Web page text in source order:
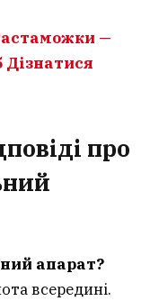
—
про
апарат?
всередині.